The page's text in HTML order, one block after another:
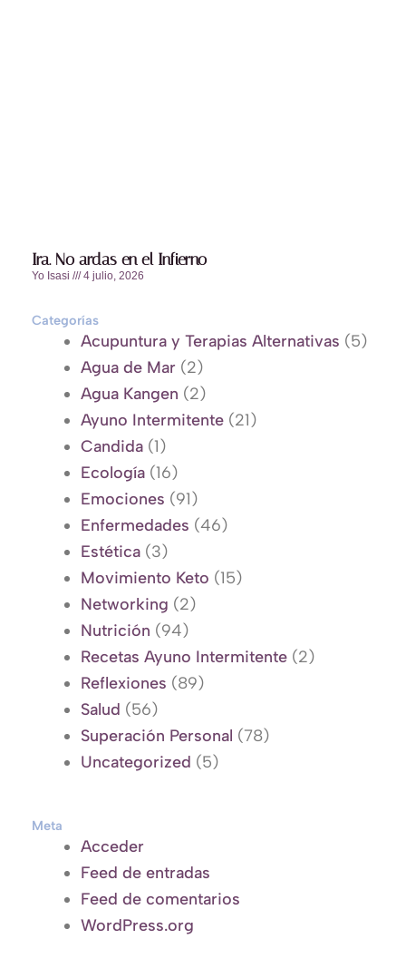
Ira. No ardas en el Infierno
Yo Isasi 4 julio, 2026
Categorías
Acupuntura y Terapias Alternativas (5)
Agua de Mar (2)
Agua Kangen (2)
Ayuno Intermitente (21)
Candida (1)
Ecología (16)
Emociones (91)
Enfermedades (46)
Estética (3)
Movimiento Keto (15)
Networking (2)
Nutrición (94)
Recetas Ayuno Intermitente (2)
Reflexiones (89)
Salud (56)
Superación Personal (78)
Uncategorized (5)
Meta
Acceder
Feed de entradas
Feed de comentarios
WordPress.org